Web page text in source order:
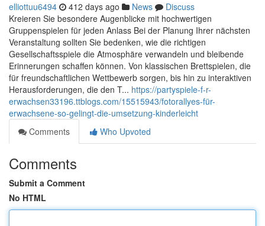
elliottuu6494 412 days ago News
Discuss
Kreieren Sie besondere Augenblicke mit hochwertigen
Gruppenspielen für jeden Anlass Bei der Planung Ihrer nächsten
Veranstaltung sollten Sie bedenken, wie die richtigen
Gesellschaftsspiele die Atmosphäre verwandeln und bleibende
Erinnerungen schaffen können. Von klassischen Brettspielen, die
für freundschaftlichen Wettbewerb sorgen, bis hin zu interaktiven
Herausforderungen, die den T... https://partyspiele-f-r-
erwachsen33196.ttblogs.com/15515943/fotorallyes-für-
erwachsene-so-gelingt-die-umsetzung-kinderleicht
Comments
Who Upvoted
Comments
Submit a Comment
No HTML